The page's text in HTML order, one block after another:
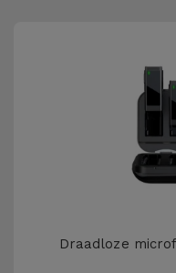
Draadloze